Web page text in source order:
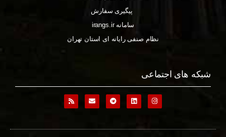
پیگیری سفارش
سامانه irangs.ir
نظام صنفی رایانه ای استان تهران
شبکه های اجتماعی